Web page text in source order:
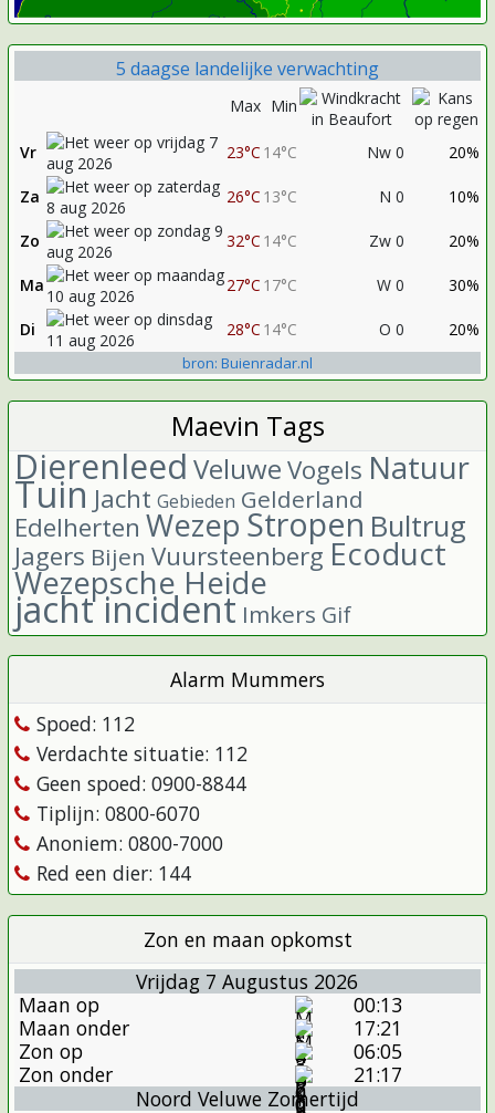
5 daagse landelijke verwachting
Max Min
Vr 23°C 14°C Nw 0 20%
Za 26°C 13°C N 0 10%
Zo 32°C 14°C Zw 0 20%
Ma 27°C 17°C W 0 30%
Di 28°C 14°C O 0 20%
bron: Buienradar.nl
Maevin Tags
DierenleedVeluweVogels Natuur
Tuin Jacht Gebieden Gelderland
Edelherten Wezep Stropen Bultrug
Jagers Bijen Vuursteenberg Ecoduct
Wezepsche Heide
jacht incident Imkers Gif
Alarm Mummers
Spoed: 112
Verdachte situatie: 112
Geen spoed: 0900-8844
Tiplijn: 0800-6070
Anoniem: 0800-7000
Red een dier: 144
Zon en maan opkomst
Vrijdag 7 Augustus 2026
Maan op
00:13
Maan onder
17:21
Zon op
06:05
Zon onder
21:17
Noord Veluwe Zomertijd